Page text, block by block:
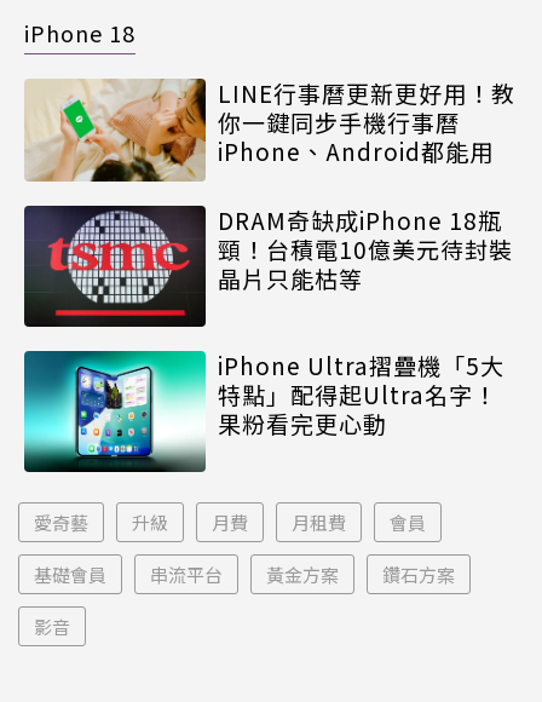
iPhone 18
LINE行事曆更新更好用！教
你一鍵同步手機行事曆
iPhone、Android都能用
DRAM奇缺成iPhone 18瓶
頸！台積電10億美元待封裝
晶片只能枯等
iPhone Ultra摺疊機「5大
特點」配得起Ultra名字！
果粉看完更心動
愛奇藝 升級 月費 月租費 會員
基礎會員 串流平台 黃金方案 鑽石方案
影音